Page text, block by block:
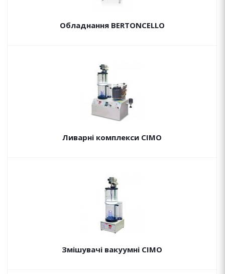
Обладнання BERTONCELLO
Ливарні комплекси CIMO
Змішувачі вакуумні CIMO